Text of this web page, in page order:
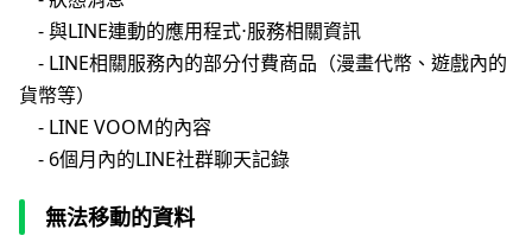
- 與LINE連動的應用程式⋅服務相關資訊
- LINE相關服務內的部分付費商品（漫畫代幣、遊戲內的
貨幣等）
- LINE VOOM的內容
- 6個月內的LINE社群聊天記錄
無法移動的資料